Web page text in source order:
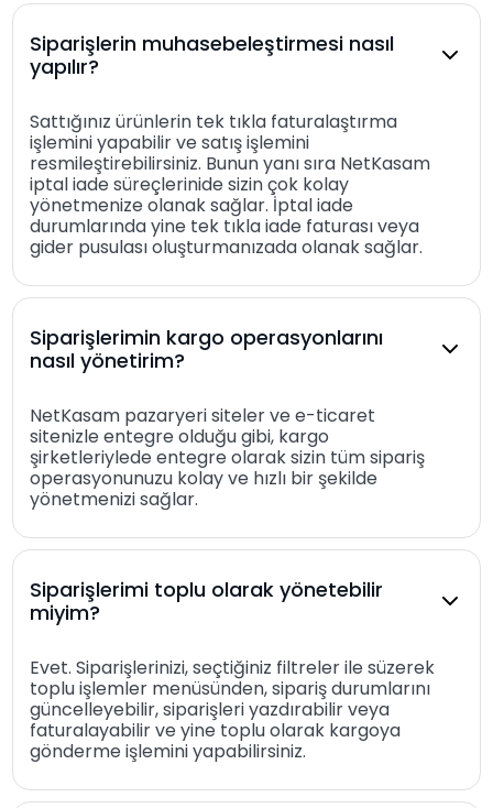
Siparişlerin muhasebeleştirmesi nasıl
yapılır?
Sattığınız ürünlerin tek tıkla faturalaştırma
işlemini yapabilir ve satış işlemini
resmileştirebilirsiniz. Bunun yanı sıra NetKasam
iptal iade süreçlerinide sizin çok kolay
yönetmenize olanak sağlar. İptal iade
durumlarında yine tek tıkla iade faturası veya
gider pusulası oluşturmanızada olanak sağlar.
Siparişlerimin kargo operasyonlarını
nasıl yönetirim?
NetKasam pazaryeri siteler ve e-ticaret
sitenizle entegre olduğu gibi, kargo
şirketleriylede entegre olarak sizin tüm sipariş
operasyonunuzu kolay ve hızlı bir şekilde
yönetmenizi sağlar.
Siparişlerimi toplu olarak yönetebilir
miyim?
Evet. Siparişlerinizi, seçtiğiniz filtreler ile süzerek
toplu işlemler menüsünden, sipariş durumlarını
güncelleyebilir, siparişleri yazdırabilir veya
faturalayabilir ve yine toplu olarak kargoya
gönderme işlemini yapabilirsiniz.